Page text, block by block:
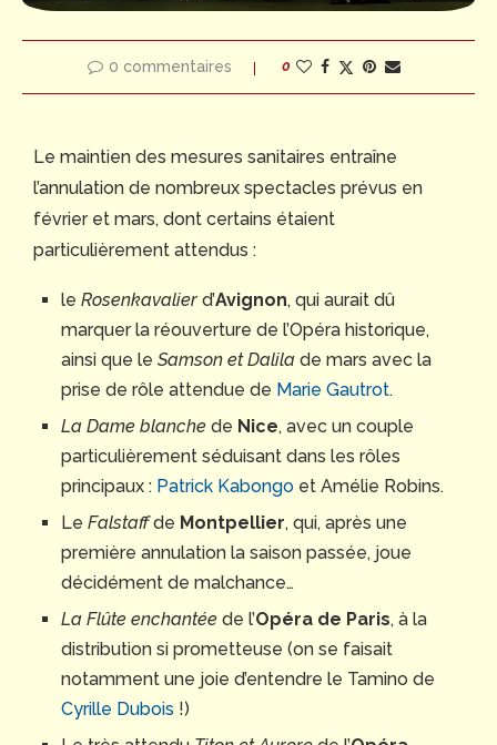
0 commentaires 0
Le maintien des mesures sanitaires entraîne
l’annulation de nombreux spectacles prévus en
février et mars, dont certains étaient
particulièrement attendus :
le Rosenkavalier d’Avignon, qui aurait dû
marquer la réouverture de l’Opéra historique,
ainsi que le Samson et Dalila de mars avec la
prise de rôle attendue de Marie Gautrot.
La Dame blanche de Nice, avec un couple
particulièrement séduisant dans les rôles
principaux : Patrick Kabongo et Amélie Robins.
Le Falstaffde Montpellier, qui, après une
première annulation la saison passée, joue
décidément de malchance…
La Flûte enchantée de l’Opéra de Paris, à la
distribution si prometteuse (on se faisait
notamment une joie d’entendre le Tamino de
Cyrille Dubois !)